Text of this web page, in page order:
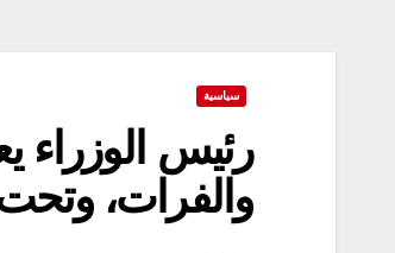
سياسية
رئيس الوزراء
والفرات،